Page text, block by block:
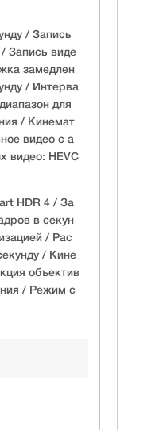
/ Запись
Запись виде
замедлен
/ Интерва
для
/ Кинемат
видео с а
видео: HEVC
HDR 4 / За
в секун
/ Рас
/ Кине
объектив
/ Режим с